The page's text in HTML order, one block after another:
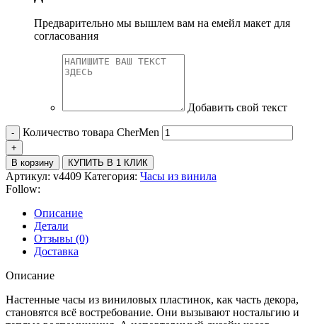
Предварительно мы вышлем вам на емейл макет для
согласования
Добавить свой текст
Количество товара CherMen
В корзину КУПИТЬ В 1 КЛИК
Артикул: v4409 Категория: Часы из винила
Follow:
Описание
Детали
Отзывы (0)
Доставка
Описание
Настенные часы из виниловых пластинок, как часть декора,
становятся всё востребование. Они вызывают ностальгию и